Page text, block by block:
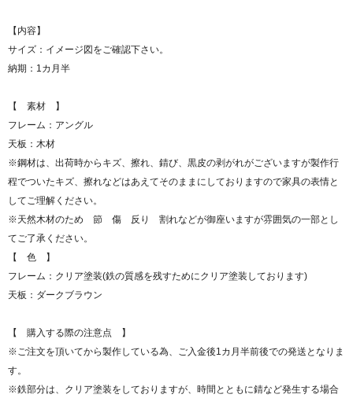
【内容】
サイズ：イメージ図をご確認下さい。
納期：1カ月半
【 素材 】
フレーム：アングル
天板：木材
※鋼材は、出荷時からキズ、擦れ、錆び、黒皮の剥がれがございますが製作行
程でついたキズ、擦れなどはあえてそのままにしておりますので家具の表情と
してご理解ください。
※天然木材のため 節 傷 反り 割れなどが御座いますが雰囲気の一部とし
てご了承ください。
【 色 】
フレーム：クリア塗装(鉄の質感を残すためにクリア塗装しております)
天板：ダークブラウン
【 購入する際の注意点 】
※ご注文を頂いてから製作している為、ご入金後1カ月半前後での発送となりま
す。
※鉄部分は、クリア塗装をしておりますが、時間とともに錆など発生する場合